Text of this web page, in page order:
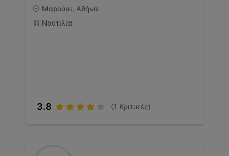
Μαρούσι, Αθήνα
Ναυτιλία
3.8 (1 Κριτικές)